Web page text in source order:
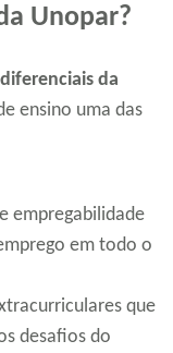
Unopar?
diferenciais da
ensino uma das
empregabilidade
em todo o
que
desafios do